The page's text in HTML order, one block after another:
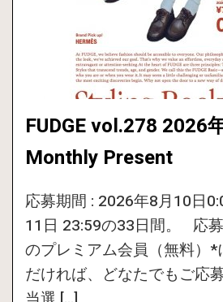
FUDGE vol.278 2026
Monthly Present
応募期間 : 2026年8月10日
11日 23:59の33日間。 応募
のプレミアム会員（無料）*
だければ、どなたでもご応